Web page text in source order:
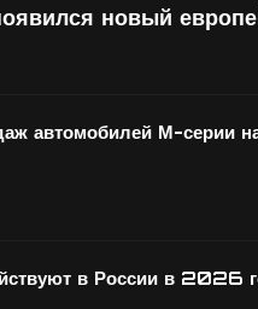
новый
автомобилей М-серии
в России в 2026